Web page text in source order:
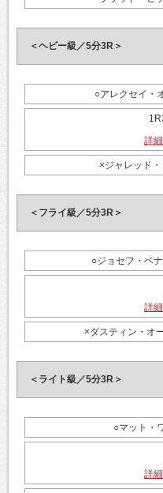
＜ヘビー級／5分3R＞
○アレクセイ・
詳
×ジャレッド・
＜フライ級／5分3R＞
○ジョセフ・ベ
詳
×ダスティン・オ
＜ライト級／5分3R＞
○マット・
詳